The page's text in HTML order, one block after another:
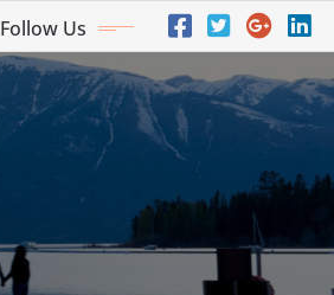
Follow Us